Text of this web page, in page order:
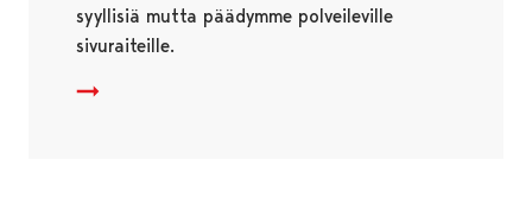
syyllisiä mutta päädymme polveileville
sivuraiteille.